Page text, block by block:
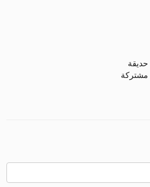
حديقة
مشتركة